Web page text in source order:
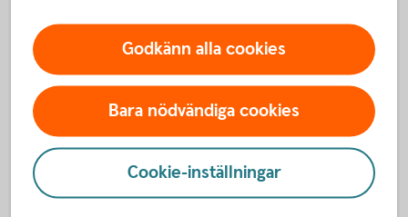
Godkänn alla cookies
Bara nödvändiga cookies
Cookie-inställningar